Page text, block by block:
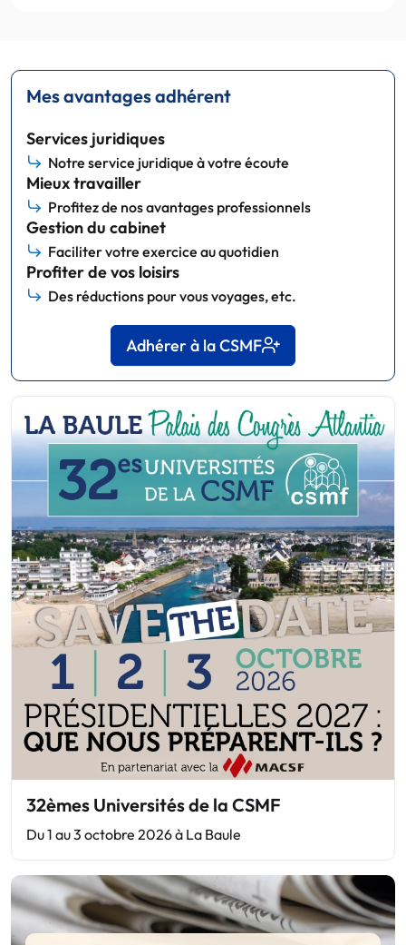
Mes avantages adhérent
Services juridiques
Notre service juridique à votre écoute
Mieux travailler
Profitez de nos avantages professionnels
Gestion du cabinet
Faciliter votre exercice au quotidien
Profiter de vos loisirs
Des réductions pour vous voyages, etc.
Adhérer à la CSMF
32èmes Universités de la CSMF
Du 1 au 3 octobre 2026 à La Baule